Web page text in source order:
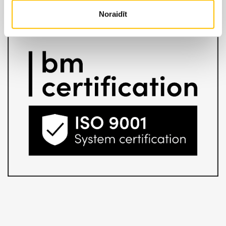
Noraidīt
SĪKDATŅU IZMANTOŠANA PRIVĀTUMA POLITIKA